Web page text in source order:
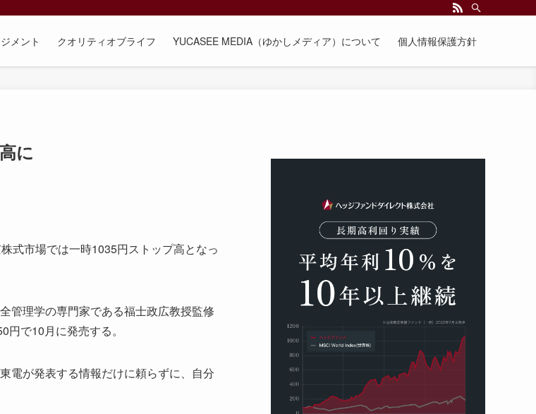
メント クオリティオブライフ YUCASEE MEDIA（ゆかしメディア）について 個人情報保護方針
に
式市場では一時1035円ストップ高となっ
管理学の専門家である福士政広教授監修
で10月に発売する。
電が発表する情報だけに頼らずに、自分